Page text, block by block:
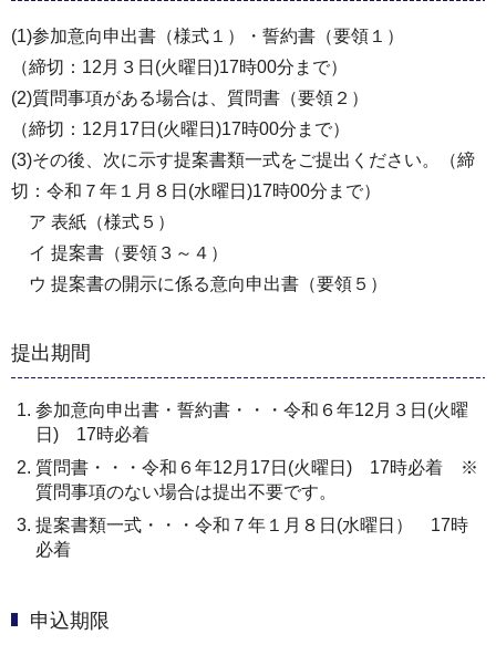
(1)参加意向申出書（様式１）・誓約書（要領１）
（締切：12月３日(火曜日)17時00分まで）
(2)質問事項がある場合は、質問書（要領２）
（締切：12月17日(火曜日)17時00分まで）
(3)その後、次に示す提案書類一式をご提出ください。（締
切：令和７年１月８日(水曜日)17時00分まで）
ア 表紙（様式５）
イ 提案書（要領３～４）
ウ 提案書の開示に係る意向申出書（要領５）
提出期間
参加意向申出書・誓約書・・・令和６年12月３日(火曜
日) 17時必着
質問書・・・令和６年12月17日(火曜日) 17時必着 ※
質問事項のない場合は提出不要です。
提案書類一式・・・令和７年１月８日(水曜日） 17時
必着
申込期限